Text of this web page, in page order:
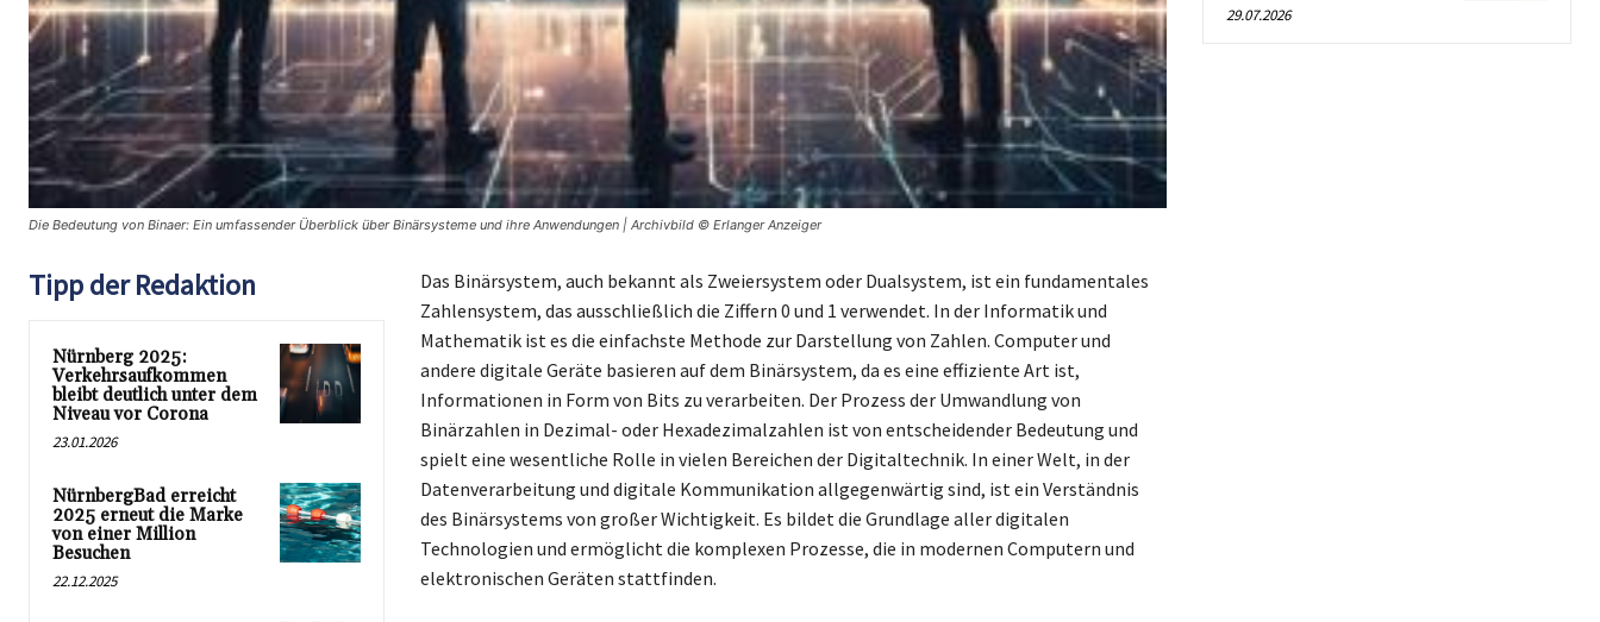
Die Bedeutung von Binaer: Ein umfassender Überblick über Binärsysteme und ihre Anwendungen | Archivbild © Erlanger Anzeiger
Tipp der Redaktion
Nürnberg 2025:
Verkehrsaufkommen
bleibt deutlich unter dem
Niveau vor Corona
23.01.2026
NürnbergBad erreicht
2025 erneut die Marke
von einer Million
Besuchen
22.12.2025
Das Binärsystem, auch bekannt als Zweiersystem oder Dualsystem, ist ein fundamentales
Zahlensystem, das ausschließlich die Ziffern 0 und 1 verwendet. In der Informatik und
Mathematik ist es die einfachste Methode zur Darstellung von Zahlen. Computer und
andere digitale Geräte basieren auf dem Binärsystem, da es eine effiziente Art ist,
Informationen in Form von Bits zu verarbeiten. Der Prozess der Umwandlung von
Binärzahlen in Dezimal- oder Hexadezimalzahlen ist von entscheidender Bedeutung und
spielt eine wesentliche Rolle in vielen Bereichen der Digitaltechnik. In einer Welt, in der
Datenverarbeitung und digitale Kommunikation allgegenwärtig sind, ist ein Verständnis
des Binärsystems von großer Wichtigkeit. Es bildet die Grundlage aller digitalen
Technologien und ermöglicht die komplexen Prozesse, die in modernen Computern und
elektronischen Geräten stattfinden.
29.07.2026